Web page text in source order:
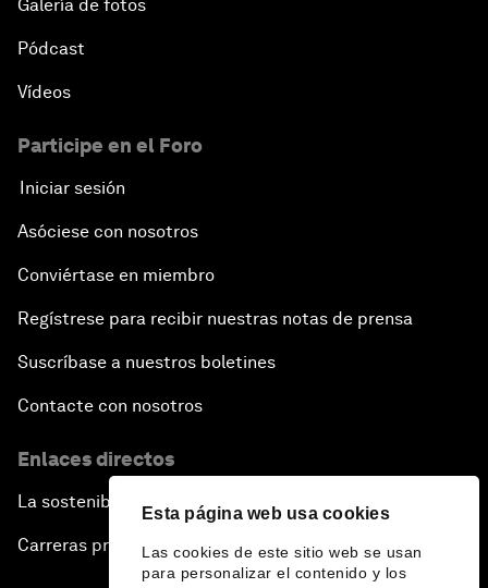
Esta página web usa cookies
Las cookies de este sitio web se usan
para personalizar el contenido y los
Galería de fotos
Pódcast
Vídeos
Participe en el Foro
Iniciar sesión
Asóciese con nosotros
Conviértase en miembro
Regístrese para recibir nuestras notas de prensa
Suscríbase a nuestros boletines
Contacte con nosotros
Enlaces directos
La sostenibilidad en el Foro
Carreras profesionales